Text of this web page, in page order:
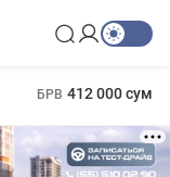
БРВ 412 000 сум